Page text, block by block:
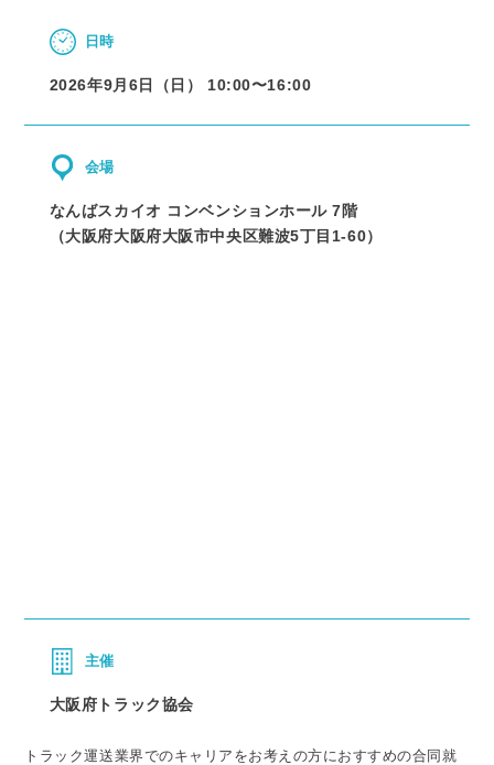
日時
2026年9月6日（日） 10:00〜16:00
会場
なんばスカイオ コンベンションホール 7階
（大阪府大阪府大阪市中央区難波5丁目1-60）
主催
大阪府トラック協会
トラック運送業界でのキャリアをお考えの方におすすめの合同就